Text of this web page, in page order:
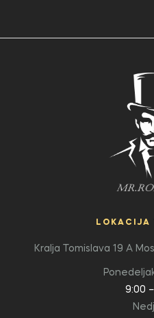
LOKACIJA
Kralja Tomislava 19 A
9:00